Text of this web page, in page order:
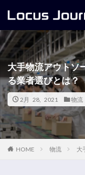
大手物流アウトソ
る業者選びとは？
2月 28, 2021 物流
HOME 物流 大